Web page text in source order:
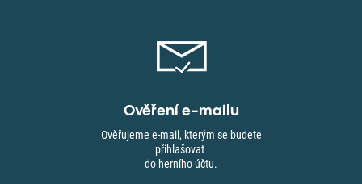
Ověření e-mailu
Ověřujeme e-mail, kterým se budete
přihlašovat
do herního účtu.